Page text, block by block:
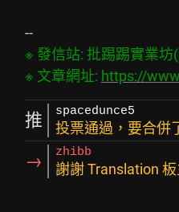
※ 發信站: 批踢踢實業
※ 文章網址: https://
推 spacedunce5
投票通過，要合併
→ zhibb
謝謝 Translation 板